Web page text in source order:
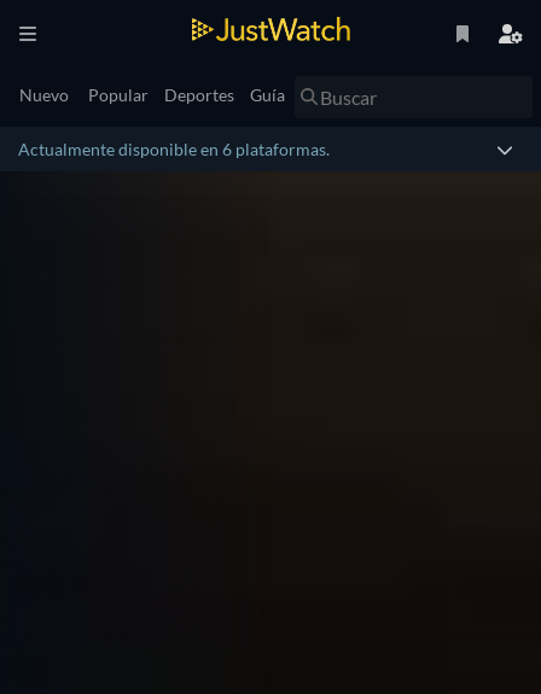
Nuevo Popular Deportes Guía
Actualmente disponible en 6 plataformas.